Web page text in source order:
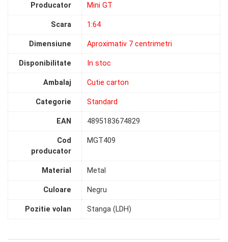
Producator Mini GT
Scara 1:64
Dimensiune Aproximativ 7 centrimetri
Disponibilitate In stoc
Ambalaj Cutie carton
Categorie Standard
EAN 4895183674829
Cod
producator
MGT409
Material Metal
Culoare Negru
Pozitie volan Stanga (LDH)